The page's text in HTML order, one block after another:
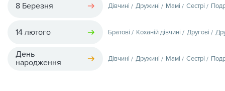
8 Березня Дівчині Дружині Мамі Сестрі
14 лютого Братові Коханій дівчині Другові
День
народження
Дівчині Дружині Мамі Сестрі